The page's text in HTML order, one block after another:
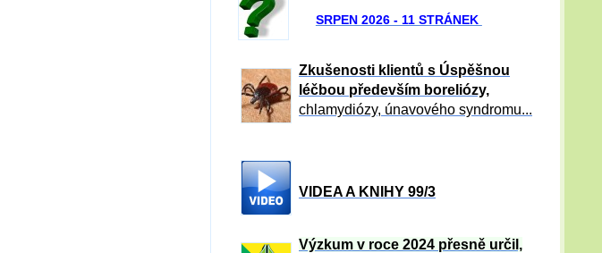
SRPEN 2026 - 11 STRÁNEK
Zkušenosti klientů s Úspěšnou
léčbou především boreliózy,
chlamydiózy, únavového syndromu...
VIDEA A KNIHY 99/3
Výzkum v roce 2024 přesně určil,